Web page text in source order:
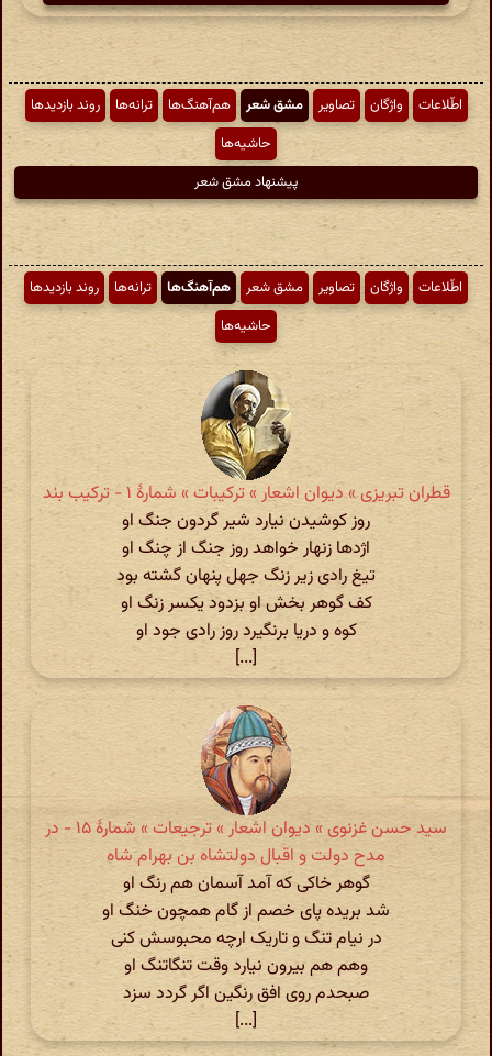
اطّلاعات واژگان تصاویر مشق شعر هم‌آهنگ‌ها ترانه‌ها
روند بازدیدها
حاشیه‌ها
پیشنهاد مشق شعر
اطّلاعات واژگان تصاویر مشق شعر هم‌آهنگ‌ها ترانه‌ها
روند بازدیدها
حاشیه‌ها
قطران تبریزی » دیوان اشعار » ترکیبات » شمارهٔ ۱ - ترکیب بند
روز کوشیدن نیارد شیر گردون جنگ او
اژدها زنهار خواهد روز جنگ از چنگ او
تیغ رادی زیر زنگ جهل پنهان گشته بود
کف گوهر بخش او بزدود یکسر زنگ او
کوه و دریا برنگیرد روز رادی جود او
[...]
سید حسن غزنوی » دیوان اشعار » ترجیعات » شمارهٔ ۱۵ - در
مدح دولت و اقبال دولتشاه بن بهرام شاه
گوهر خاکی که آمد آسمان هم رنگ او
شد بریده پای خصم از گام همچون خنگ او
در نیام تنگ و تاریک ارچه محبوسش کنی
وهم هم بیرون نیارد وقت تنگاتنگ او
صبحدم روی افق رنگین اگر گردد سزد
[...]